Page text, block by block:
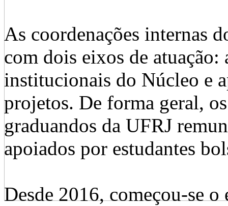
As coordenações internas
com dois eixos de atuação:
institucionais do Núcleo e
projetos. De forma geral,
graduandos da UFRJ
apoiados por estudantes
Desde 2016, começou-se